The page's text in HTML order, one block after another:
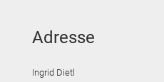
Adresse
Ingrid Dietl